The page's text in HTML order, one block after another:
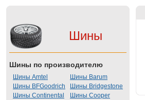
Шины
Шины по производителю
Шины Amtel
Шины Barum
Шины BFGoodrich
Шины Bridgestone
Шины Continental
Шины Cooper